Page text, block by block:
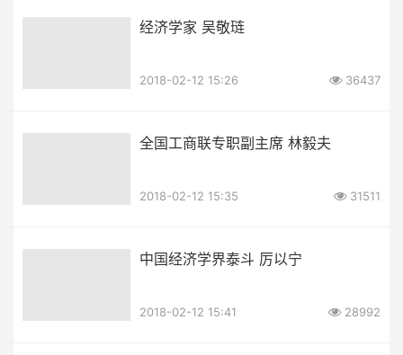
经济学家 吴敬琏
2018-02-12 15:26 36437
全国工商联专职副主席 林毅夫
2018-02-12 15:35 31511
中国经济学界泰斗 厉以宁
2018-02-12 15:41 28992